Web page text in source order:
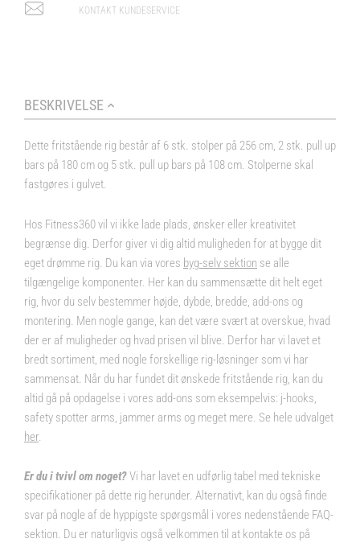
KONTAKT KUNDESERVICE
BESKRIVELSE
Dette fritstående rig består af 6 stk. stolper på 256 cm, 2 stk. pull up
bars på 180 cm og 5 stk. pull up bars på 108 cm. Stolperne skal
fastgøres i gulvet.
Hos Fitness360 vil vi ikke lade plads, ønsker eller kreativitet
begrænse dig. Derfor giver vi dig altid muligheden for at bygge dit
eget drømme rig. Du kan via vores byg-selv sektion se alle
tilgængelige komponenter. Her kan du sammensætte dit helt eget
rig, hvor du selv bestemmer højde, dybde, bredde, add-ons og
montering. Men nogle gange, kan det være svært at overskue, hvad
der er af muligheder og hvad prisen vil blive. Derfor har vi lavet et
bredt sortiment, med nogle forskellige rig-løsninger som vi har
sammensat. Når du har fundet dit ønskede fritstående rig, kan du
altid gå på opdagelse i vores add-ons som eksempelvis: j-hooks,
safety spotter arms, jammer arms og meget mere. Se hele udvalget
her.
Er du i tvivl om noget?Vi har lavet en udførlig tabel med tekniske
specifikationer på dette rig herunder. Alternativt, kan du også finde
svar på nogle af de hyppigste spørgsmål i vores nedenstående FAQ-
sektion. Du er naturligvis også velkommen til at kontakte os på